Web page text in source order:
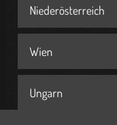
Niederösterreich
Wien
Ungarn